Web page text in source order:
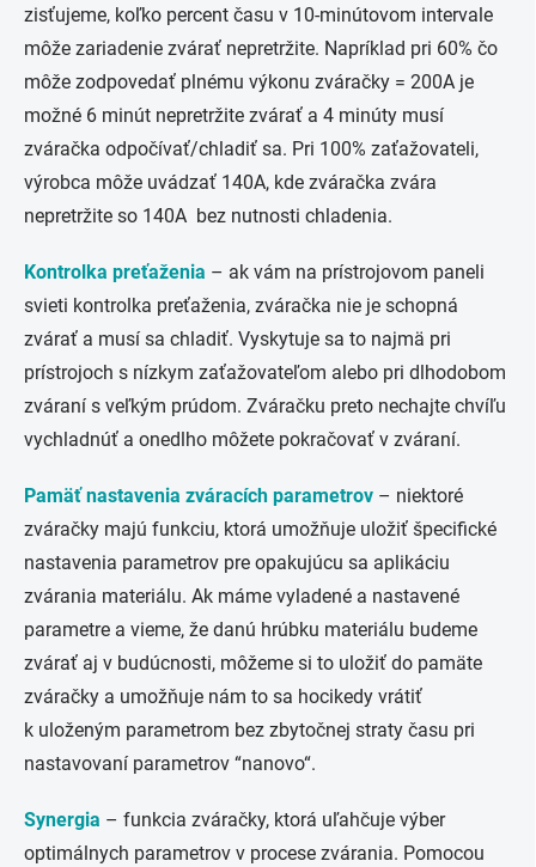
zisťujeme, koľko percent času v 10-minútovom intervale
môže zariadenie zvárať nepretržite. Napríklad pri 60% čo
môže zodpovedať plnému výkonu zváračky = 200A je
možné 6 minút nepretržite zvárať a 4 minúty musí
zváračka odpočívať/chladiť sa. Pri 100% zaťažovateli,
výrobca môže uvádzať 140A, kde zváračka zvára
nepretržite so 140A bez nutnosti chladenia.
Kontrolka preťaženia – ak vám na prístrojovom paneli
svieti kontrolka preťaženia, zváračka nie je schopná
zvárať a musí sa chladiť. Vyskytuje sa to najmä pri
prístrojoch s nízkym zaťažovateľom alebo pri dlhodobom
zváraní s veľkým prúdom. Zváračku preto nechajte chvíľu
vychladnúť a onedlho môžete pokračovať v zváraní.
Pamäť nastavenia zváracích parametrov – niektoré
zváračky majú funkciu, ktorá umožňuje uložiť špecifické
nastavenia parametrov pre opakujúcu sa aplikáciu
zvárania materiálu. Ak máme vyladené a nastavené
parametre a vieme, že danú hrúbku materiálu budeme
zvárať aj v budúcnosti, môžeme si to uložiť do pamäte
zváračky a umožňuje nám to sa hocikedy vrátiť
k uloženým parametrom bez zbytočnej straty času pri
nastavovaní parametrov “nanovo“.
Synergia – funkcia zváračky, ktorá uľahčuje výber
optimálnych parametrov v procese zvárania. Pomocou